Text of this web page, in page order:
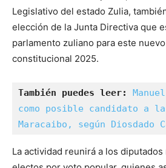
Legislativo del estado Zulia,
elección de la Junta Directiva que
parlamento zuliano para este
constitucional 2025.
También puedes leer:
como posible candidato a
Maracaibo, según Diosdado
La actividad reunirá a los